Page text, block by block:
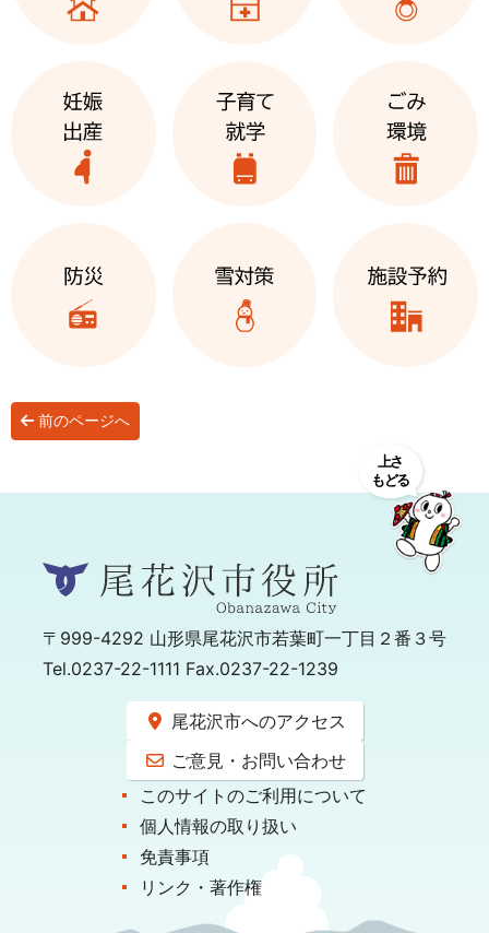
前のページへ
〒999-4292 山形県尾花沢市若葉町一丁目２番３号
Tel.0237-22-1111 Fax.0237-22-1239
尾花沢市へのアクセス
ご意見・お問い合わせ
このサイトのご利用について
個人情報の取り扱い
免責事項
リンク・著作権